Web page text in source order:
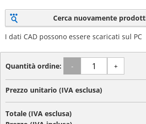
Cerca nuovamente
I dati CAD possono essere scaricati sul PC
Quantità ordine: - +
Prezzo unitario (IVA esclusa)
Totale (IVA esclusa)